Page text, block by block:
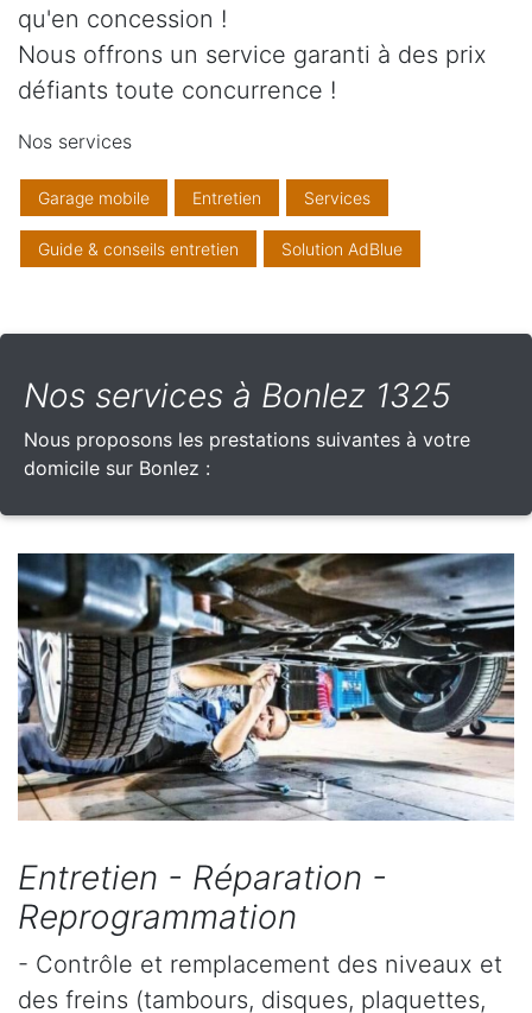
qu'en concession !
Nous offrons un service garanti à des prix
défiants toute concurrence !
Nos services
Garage mobile Entretien Services
Guide & conseils entretien Solution AdBlue
Nos services à Bonlez 1325
Nous proposons les prestations suivantes à votre
domicile sur Bonlez :
Entretien - Réparation -
Reprogrammation
- Contrôle et remplacement des niveaux et
des freins (tambours, disques, plaquettes,